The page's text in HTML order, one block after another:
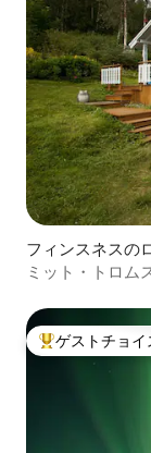
フィンスネスの
ミット・トロム
大好評のゲスト
ゲストチョイ